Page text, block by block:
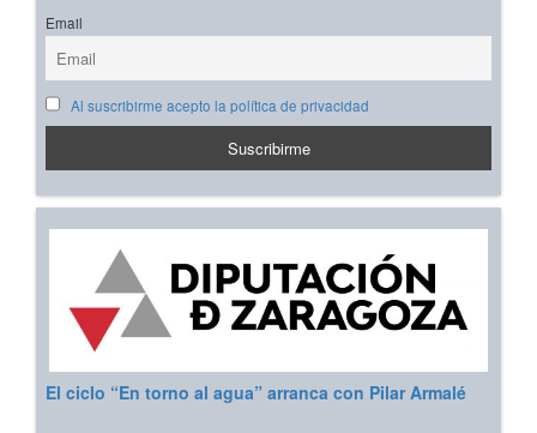
Email
Al suscribirme acepto la política de privacidad
El ciclo “En torno al agua” arranca con Pilar Armalé